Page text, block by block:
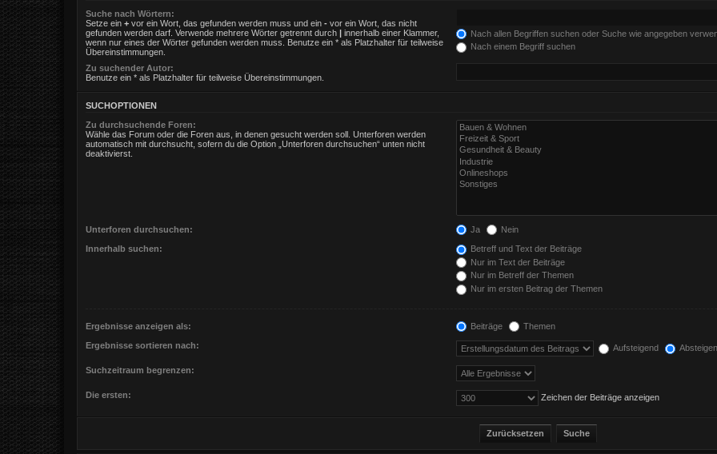
Suche nach Wörtern:
Setze ein + vor ein Wort, das gefunden werden muss und ein - vor ein Wort, das nicht
gefunden werden darf. Verwende mehrere Wörter getrennt durch | innerhalb einer Klammer,
wenn nur eines der Wörter gefunden werden muss. Benutze ein * als Platzhalter für teilweise
Übereinstimmungen.
Nach allen Begriffen suchen oder Suche wie angegeben
Nach einem Begriff suchen
Zu suchender Autor:
Benutze ein * als Platzhalter für teilweise Übereinstimmungen.
SUCHOPTIONEN
Zu durchsuchende Foren:
Wähle das Forum oder die Foren aus, in denen gesucht werden soll. Unterforen werden
automatisch mit durchsucht, sofern du die Option „Unterforen durchsuchen“ unten nicht
deaktivierst.
Unterforen durchsuchen: Ja Nein
Innerhalb suchen:
Betreff und Text der Beiträge
Nur im Text der Beiträge
Nur im Betreff der Themen
Nur im ersten Beitrag der Themen
Ergebnisse anzeigen als: Beiträge Themen
Ergebnisse sortieren nach: Aufsteigend
Suchzeitraum begrenzen:
Die ersten: Zeichen der Beiträge anzeigen